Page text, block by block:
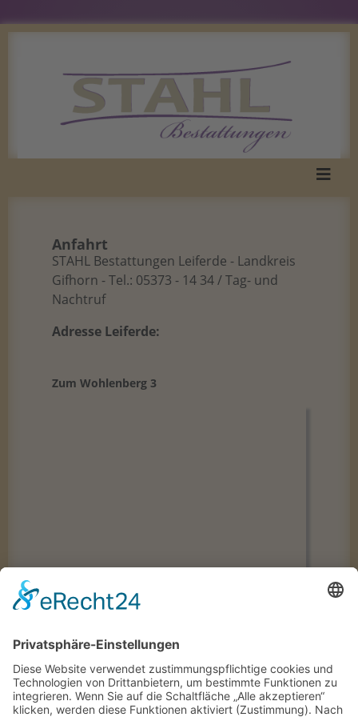
Anfahrt
STAHL Bestattungen Leiferde - Landkreis
Gifhorn - Tel.: 05373 - 14 34 / Tag- und
Nachtruf
Adresse Leiferde:
Zum Wohlenberg 3